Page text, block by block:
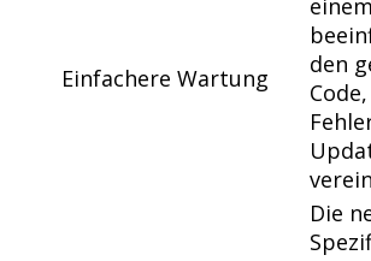
Einfachere Wartung
den
Die